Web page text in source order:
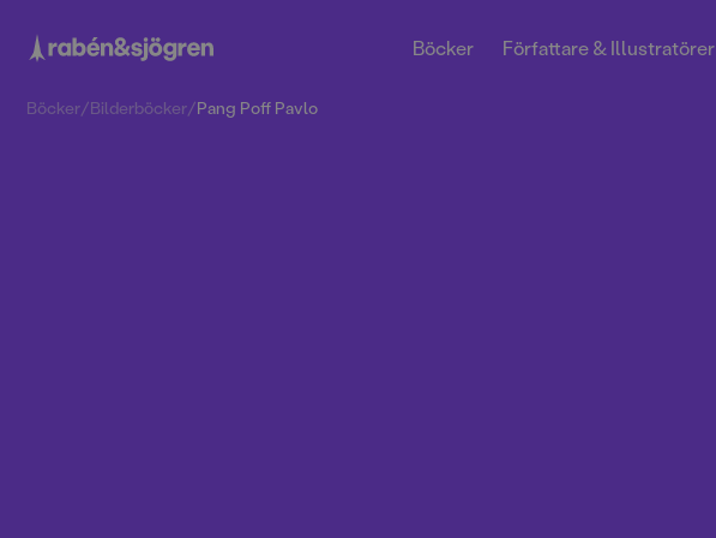
Böcker Författare & Illustratörer
Böcker/Bilderböcker/Pang Poff Pavlo